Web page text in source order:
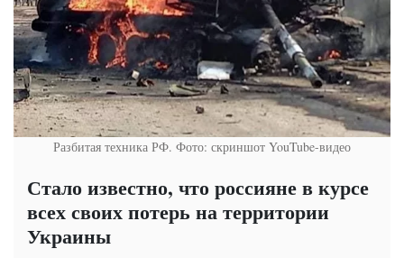
Разбитая техника РФ. Фото: скриншот YouTube-видео
Стало известно, что россияне в курсе
всех своих потерь на территории
Украины